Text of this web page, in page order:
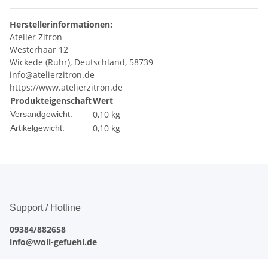
Herstellerinformationen:
Atelier Zitron
Westerhaar 12
Wickede (Ruhr), Deutschland, 58739
info@atelierzitron.de
https://www.atelierzitron.de
ProdukteigenschaftWert
Versandgewicht: 0,10 kg
Artikelgewicht: 0,10 kg
Support / Hotline
09384/882658
info@woll-gefuehl.de